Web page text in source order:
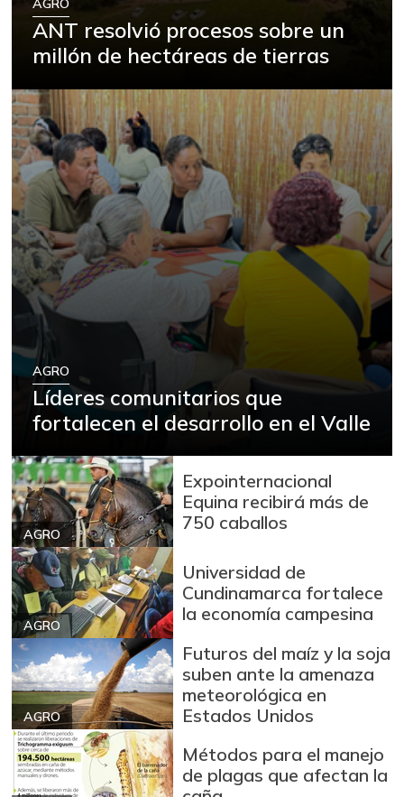
AGRO
ANT resolvió procesos sobre un
millón de hectáreas de tierras
AGRO
Líderes comunitarios que
fortalecen el desarrollo en el Valle
AGRO
Expointernacional
Equina recibirá más de
750 caballos
AGRO
Universidad de
Cundinamarca fortalece
la economía campesina
AGRO
Futuros del maíz y la soja
suben ante la amenaza
meteorológica en
Estados Unidos
Métodos para el manejo
de plagas que afectan la